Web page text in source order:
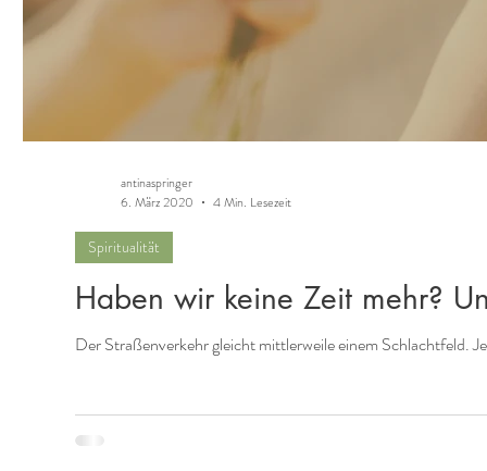
Haben wir keine Zeit mehr?
Der Straßenverkehr gleicht mittlerweile einem Schlachtfeld.
Spiritualität
antinaspringer
6. März 2020
4 Min. Lesezeit